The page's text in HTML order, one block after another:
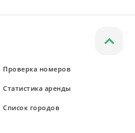
Проверка номеров
Статистика аренды
Список городов